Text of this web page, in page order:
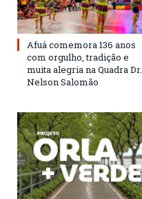
Afuá comemora 136 anos
com orgulho, tradição e
muita alegria na Quadra Dr.
Nelson Salomão